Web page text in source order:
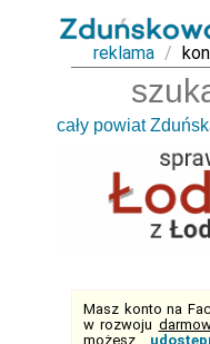
reklama /
Masz konto na
w rozwoju
możesz